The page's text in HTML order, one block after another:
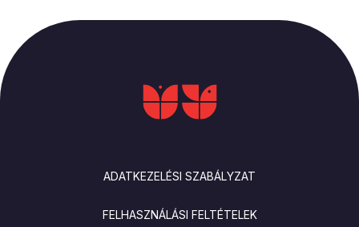
ADATKEZELÉSI SZABÁLYZAT
FELHASZNÁLÁSI FELTÉTELEK